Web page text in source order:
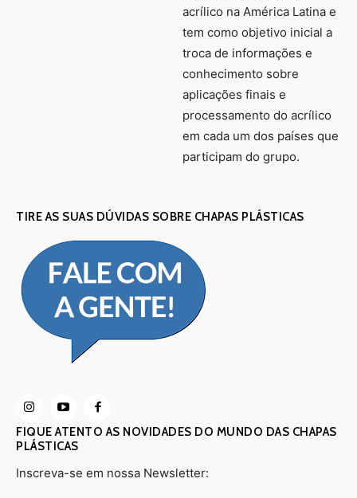
acrílico na América Latina e
tem como objetivo inicial a
troca de informações e
conhecimento sobre
aplicações finais e
processamento do acrílico
em cada um dos países que
participam do grupo.
TIRE AS SUAS DÚVIDAS SOBRE CHAPAS PLÁSTICAS
FIQUE ATENTO AS NOVIDADES DO MUNDO DAS CHAPAS
PLÁSTICAS
Inscreva-se em nossa Newsletter: